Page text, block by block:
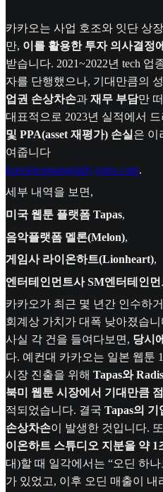
카카오는 사업 호조와 잇단 상
만, 이를 활용한 투자 의사결정
받습니다. 2021~2022년 tech 업
자를 단행했으나, 기대만큼의
업권 손상차손과 재무 부담만
대표적으로 2023년 실적에서
및 PPA(asset 재평가) 손실 은 이
여줍니다
koreajoongangdaily.joins.com.
세부 내역을 보면,
미국 웹툰 플랫폼 Tapas,
음악플랫폼 멜론(Melon),
게임사 라이온하트(Lionheart),
엔터테인먼트사 SM엔터테인먼
카카오가 최근 몇 년간 인수하
회계상 가치가 대폭 낮아졌습니
사실 각 건을 들여다보면, 당시
다. 예컨대 카카오는 일본 웹툰
시장 진출을 위해 Tapas와
북미 웹툰 시장에서 기대만큼
적되었습니다. 결국 Tapas의 기
손상차손이 발생한 것입니다.
이온하트 스튜디오 지분을 약 1
대)할 때 일각에서는 “오딘 하
가 있었고, 이후 오딘 매출이